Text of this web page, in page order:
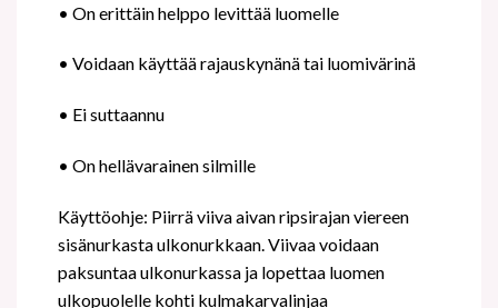
• On erittäin helppo levittää luomelle
• Voidaan käyttää rajauskynänä tai luomivärinä
• Ei suttaannu
• On hellävarainen silmille
Käyttöohje: Piirrä viiva aivan ripsirajan viereen
sisänurkasta ulkonurkkaan. Viivaa voidaan
paksuntaa ulkonurkassa ja lopettaa luomen
ulkopuolelle kohti kulmakarvalinjaa